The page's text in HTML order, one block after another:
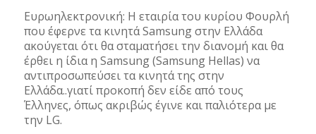
Ευρωηλεκτρονική: H εταιρία του κυρίου Φουρλή
που έφερνε τα κινητά Samsung στην Ελλάδα
ακούγεται ότι θα σταματήσει την διανομή και θα
έρθει η ίδια η Samsung (Samsung Hellas) να
αντιπροσωπεύσει τα κινητά της στην
Ελλάδα..γιατί προκοπή δεν είδε από τους
Έλληνες, όπως ακριβώς έγινε και παλιότερα με
την LG.